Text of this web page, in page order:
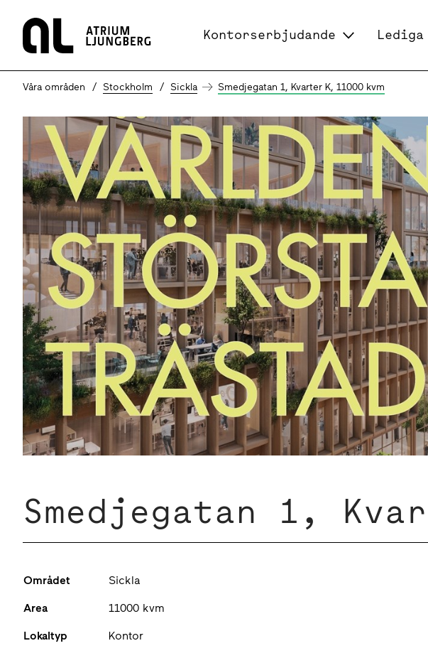
Hem
Kontorserbjudande
Våra områden Stockholm Sickla Smedjegatan 1, Kvarter K, 11000 kvm
Smedjegatan 1,
Området Sickla
Area 11000 kvm
Lokaltyp Kontor